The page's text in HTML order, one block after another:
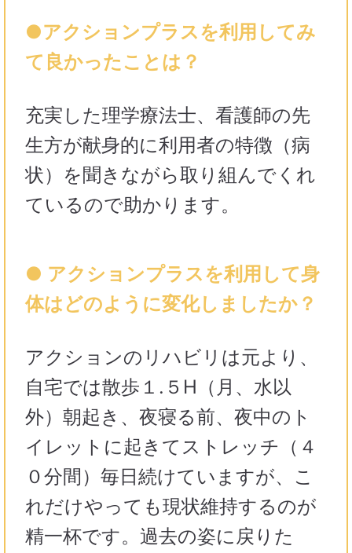
●アクションプラスを利用してみ
て良かったことは？
充実した理学療法士、看護師の先
生方が献身的に利用者の特徴（病
状）を聞きながら取り組んでくれ
ているので助かります。
● アクションプラスを利用して身
体はどのように変化しましたか？
アクションのリハビリは元より、
自宅では散歩１.５H（月、水以
外）朝起き、夜寝る前、夜中のト
イレットに起きてストレッチ（４
０分間）毎日続けていますが、こ
れだけやっても現状維持するのが
精一杯です。過去の姿に戻りた